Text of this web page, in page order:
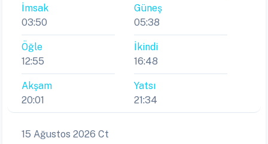
İmsak
03:50
Güneş
05:38
Öğle
12:55
İkindi
16:48
Akşam
20:01
Yatsı
21:34
15 Ağustos 2026 Ct